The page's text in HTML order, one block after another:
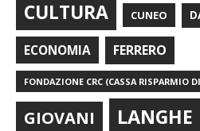
CULTURA CUNEO
ECONOMIA FERRERO
FONDAZIONE CRC (CASSA RISPARMIO
GIOVANI LANGHE